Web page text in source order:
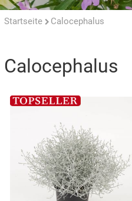
Startseite Calocephalus
Calocephalus